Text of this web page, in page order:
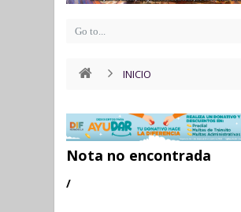
INICIO
Nota no encontrada
/